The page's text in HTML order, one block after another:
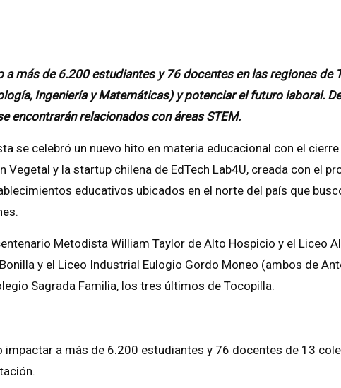
más de 6.200 estudiantes y 76 docentes en las regiones de
Ingeniería y Matemáticas) y potenciar el futuro laboral.
encontrarán relacionados con áreas STEM.
se celebró un nuevo hito en materia educacional con el
Vegetal y la startup chilena de EdTech Lab4U, creada con el
educativos ubicados en el norte del país que
Metodista William Taylor de Alto Hospicio y el Liceo
y el Liceo Industrial Eulogio Gordo Moneo (ambos de
Sagrada Familia, los tres últimos de Tocopilla.
a más de 6.200 estudiantes y 76 docentes de 13